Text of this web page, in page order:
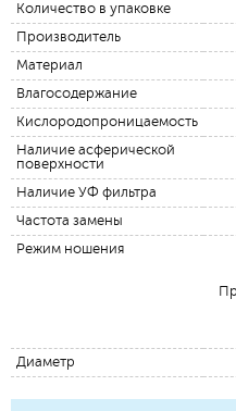
Количество в упаковке
Производитель
Материал
Влагосодержание
Кислородопроницаемость
Наличие асферической
поверхности
Наличие УФ фильтра
Частота замены
Режим ношения
Диаметр